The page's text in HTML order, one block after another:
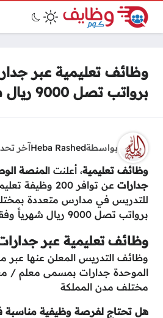
وظائف تعليمية عبر
برواتب تصل 9000 ريال شهريا
بواسطةHeba Rashedآخر
وظائف تعليمية، أعلنت المنصة
جدارات
عن توافر 200
للتدريس في مدارس متعددة
برواتب تصل 9000 ريال شهرياً وفقا للتفاصيل التالية:
وظائف تعليمية عبر
وظائف التدريس المعلن عنها عبر
الموحدة جدارات بمسمى معلم /
مختلف مدن المملكة
هل تحتاج لفرصة وظيفية